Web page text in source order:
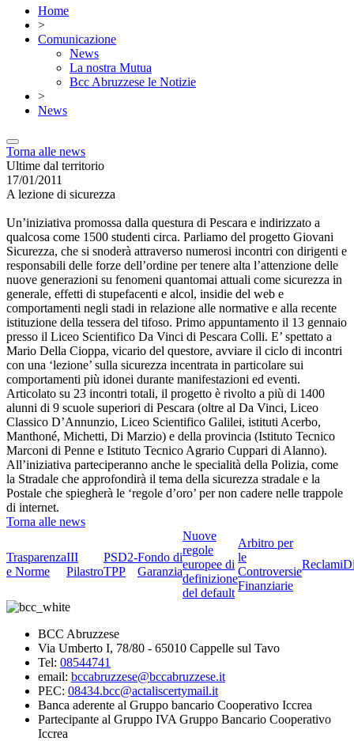
Home
>
Comunicazione
News
La nostra Mutua
Bcc Abruzzese le Notizie
>
News
Torna alle news
Ultime dal territorio
17/01/2011
A lezione di sicurezza
Un’iniziativa promossa dalla questura di Pescara e indirizzato a
qualcosa come 1500 studenti circa. Parliamo del progetto Giovani
Sicurezza, che si snoderà attraverso numerosi incontri con dirigenti e
responsabili delle forze dell’ordine per tenere alta l’attenzione delle
nuove generazioni su fenomeni quantomai attuali come sicurezza in
generale, effetti di stupefacenti e alcol, insidie del web e
comportamenti negli stadi in relazione alle normative e alla recente
istituzione della tessera del tifoso. Primo appuntamento il 13 gennaio
presso il Liceo Scientifico Da Vinci di Pescara Colli. E’ spettato a
Mario Della Cioppa, vicario del questore, avviare il ciclo di incontri
con una ‘lezione’ sulla sicurezza incentrata in particolare sui
comportamenti più idonei durante manifestazioni ed eventi.
Articolato su 23 incontri totali, il progetto è rivolto a più di 1400
alunni di 9 scuole superiori di Pescara (oltre al Da Vinci, Liceo
Classico D’Annunzio, Liceo Scientifico Galilei, istituti Acerbo,
Manthoné, Michetti, Di Marzio) e della provincia (Istituto Tecnico
Marconi di Penne e Istituto Tecnico Agrario Cuppari di Alanno).
All’iniziativa parteciperanno anche le specialità della Polizia, come
la Stradale che approfondirà il tema della sicurezza stradale e la
Postale che spiegherà le ‘regole d’oro’ per non cadere nelle trappole
di internet.
Torna alle news
Trasparenza
e Norme
III
Pilastro
PSD2-
TPP
Fondo di
Garanzia
Nuove
regole
europee di
definizione
del default
Arbitro per
le
Controversie
Finanziarie
Reclami
BCC Abruzzese
Via Umberto I, 78/80 - 65010 Cappelle sul Tavo
Tel: 08544741
email: bccabruzzese@bccabruzzese.it
PEC: 08434.bcc@actaliscertymail.it
Banca aderente al Gruppo bancario Cooperativo Iccrea
Partecipante al Gruppo IVA Gruppo Bancario Cooperativo
Iccrea